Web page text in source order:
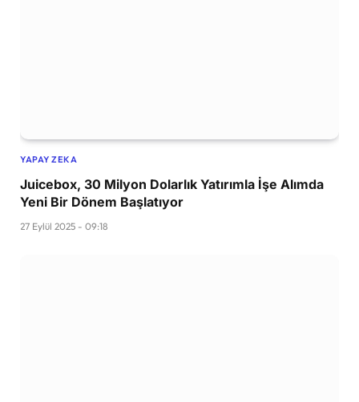
YAPAY ZEKA
Juicebox, 30 Milyon Dolarlık Yatırımla İşe Alımda
Yeni Bir Dönem Başlatıyor
27 Eylül 2025 - 09:18